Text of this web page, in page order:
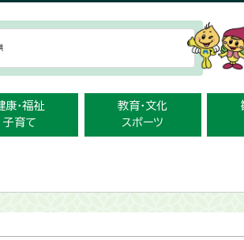
康・福祉
子育て
教育・文化
スポーツ